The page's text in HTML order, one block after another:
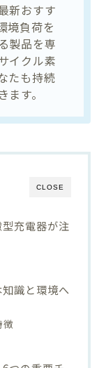
新おすす
境負荷を
製品を専
イクル素
たも持続
す。
CLOSE
充電器が注
識と環境へ
徴